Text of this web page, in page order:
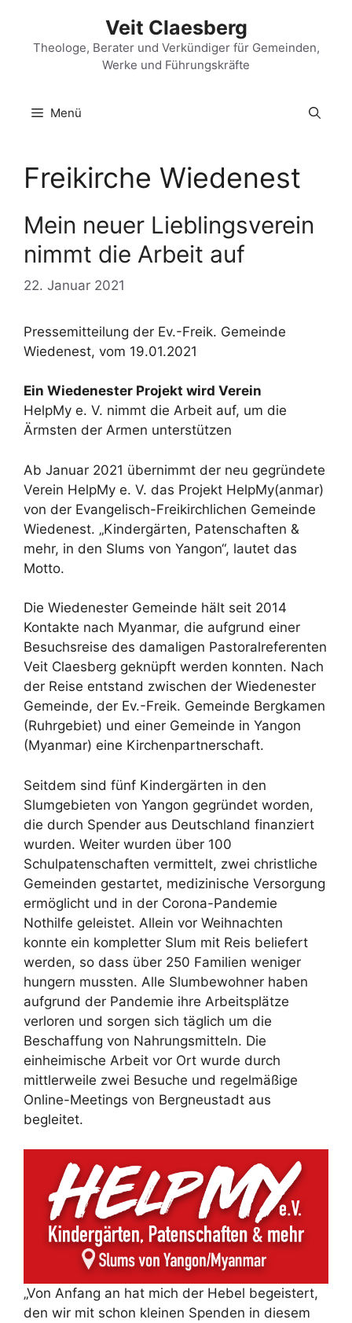
springen
Veit Claesberg
Theologe, Berater und Verkündiger für Gemeinden,
Werke und Führungskräfte
Menü
Freikirche Wiedenest
Mein neuer Lieblingsverein
nimmt die Arbeit auf
22. Januar 2021
Pressemitteilung der Ev.-Freik. Gemeinde
Wiedenest, vom 19.01.2021
Ein Wiedenester Projekt wird Verein
HelpMy e. V. nimmt die Arbeit auf, um die
Ärmsten der Armen unterstützen
Ab Januar 2021 übernimmt der neu gegründete
Verein HelpMy e. V. das Projekt HelpMy(anmar)
von der Evangelisch-Freikirchlichen Gemeinde
Wiedenest. „Kindergärten, Patenschaften &
mehr, in den Slums von Yangon“, lautet das
Motto.
Die Wiedenester Gemeinde hält seit 2014
Kontakte nach Myanmar, die aufgrund einer
Besuchsreise des damaligen Pastoralreferenten
Veit Claesberg geknüpft werden konnten. Nach
der Reise entstand zwischen der Wiedenester
Gemeinde, der Ev.-Freik. Gemeinde Bergkamen
(Ruhrgebiet) und einer Gemeinde in Yangon
(Myanmar) eine Kirchenpartnerschaft.
Seitdem sind fünf Kindergärten in den
Slumgebieten von Yangon gegründet worden,
die durch Spender aus Deutschland finanziert
wurden. Weiter wurden über 100
Schulpatenschaften vermittelt, zwei christliche
Gemeinden gestartet, medizinische Versorgung
ermöglicht und in der Corona-Pandemie
Nothilfe geleistet. Allein vor Weihnachten
konnte ein kompletter Slum mit Reis beliefert
werden, so dass über 250 Familien weniger
hungern mussten. Alle Slumbewohner haben
aufgrund der Pandemie ihre Arbeitsplätze
verloren und sorgen sich täglich um die
Beschaffung von Nahrungsmitteln. Die
einheimische Arbeit vor Ort wurde durch
mittlerweile zwei Besuche und regelmäßige
Online-Meetings von Bergneustadt aus
begleitet.
„Von Anfang an hat mich der Hebel begeistert,
den wir mit schon kleinen Spenden in diesem